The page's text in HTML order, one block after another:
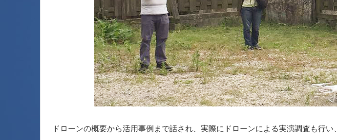
ドローンの概要から活用事例まで話され、実際にドローンによる実演調査も行い、